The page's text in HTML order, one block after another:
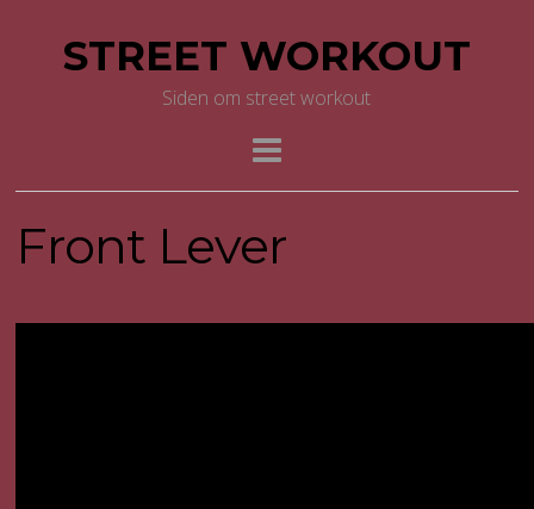
STREET WORKOUT
Siden om street workout
Front Lever